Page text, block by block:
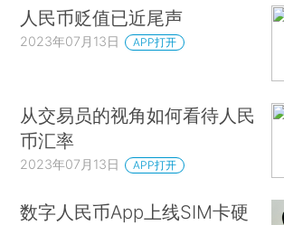
人民币贬值已近尾声
2023年07月13日 APP打开
从交易员的视角如何看待人民
币汇率
2023年07月13日 APP打开
数字人民币App上线SIM卡硬